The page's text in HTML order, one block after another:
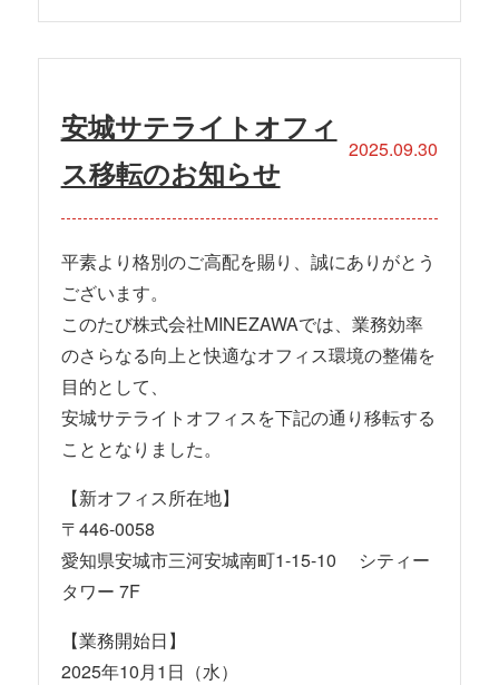
安城サテライトオフィ
ス移転のお知らせ
2025.09.30
平素より格別のご高配を賜り、誠にありがとう
ございます。
このたび株式会社MINEZAWAでは、業務効率
のさらなる向上と快適なオフィス環境の整備を
目的として、
安城サテライトオフィスを下記の通り移転する
こととなりました。
【新オフィス所在地】
〒446-0058
愛知県安城市三河安城南町1-15-10 シティー
タワー 7F
【業務開始日】
2025年10月1日（水）